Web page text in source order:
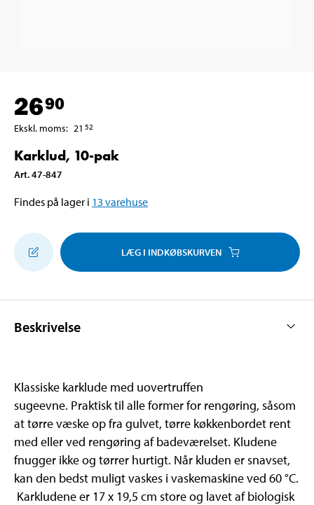
2690
Ekskl. moms: 21 52
Karklud, 10-pak
Art.47-847
Findes på lager i 13 varehuse
LÆG I INDKØBSKURVEN
Beskrivelse
Klassiske karklude med uovertruffen
sugeevne. Praktisk til alle former for rengøring, såsom
at tørre væske op fra gulvet, tørre køkkenbordet rent
med eller ved rengøring af badeværelset. Kludene
fnugger ikke og tørrer hurtigt. Når kluden er snavset,
kan den bedst muligt vaskes i vaskemaskine ved 60 °C.
Karkludene er 17 x 19,5 cm store og lavet af biologisk